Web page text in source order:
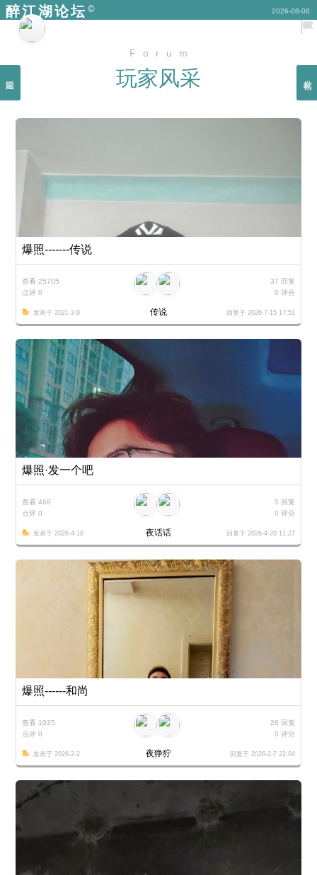
醉江湖论坛
© 2026-08-08
Forum
玩家风采
爆照-------传说
查看 25705
点评 0
37 回复
0 评分
发表于 2021-3-9 回复于 2026-7-15 17:51
传说
爆照·发一个吧
查看 466
点评 0
5 回复
0 评分
发表于 2026-4-18 回复于 2026-4-20 11:27
夜话话
爆照------和尚
查看 1035
点评 0
26 回复
0 评分
发表于 2026-2-2 回复于 2026-2-7 22:04
夜狰狞